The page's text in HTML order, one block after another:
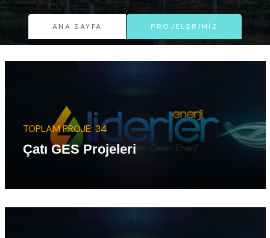
ANA SAYFA PROJELERIMIZ
TOPLAM PROJE: 34
Çatı GES Projeleri